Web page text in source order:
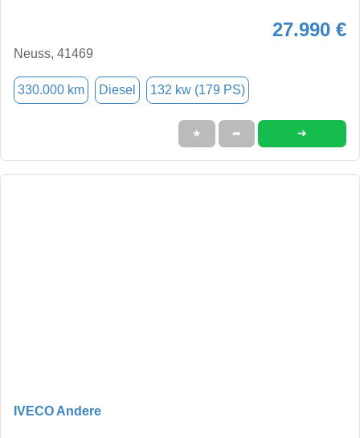
27.990 €
Neuss, 41469
330.000 km Diesel 132 kw (179 PS)
★ ➦ ➜
IVECO Andere